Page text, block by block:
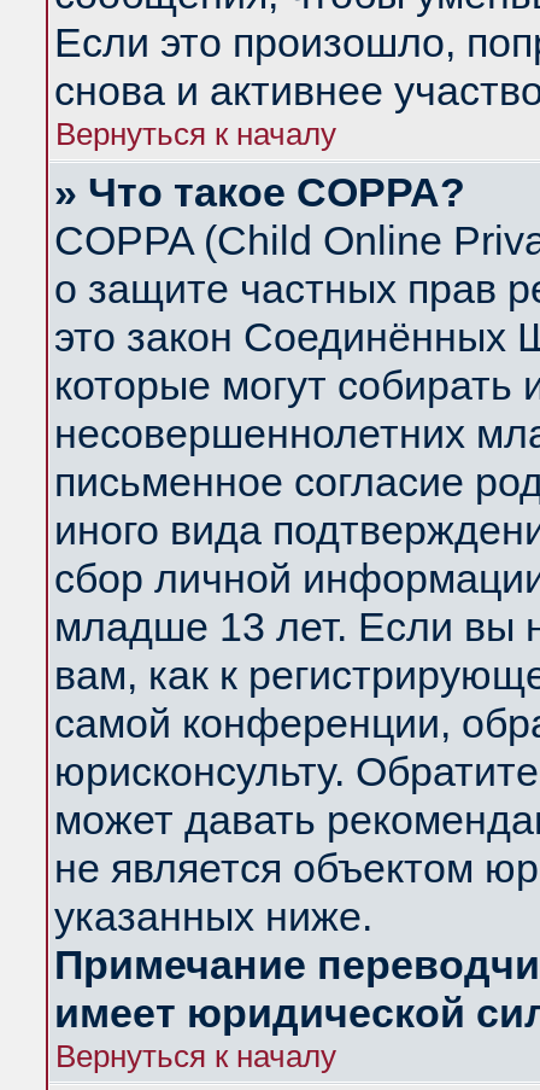
Если это произошло,
снова и активнее
Вернуться к началу
» Что такое COPPA?
COPPA (Child Online
о защите частных прав
это закон Соединённых
которые могут
несовершеннолетних
письменное согласие
иного вида
сбор личной
младше 13 лет. Если вы
вам, как к
самой конференции,
юрисконсульту.
может давать
не является объектом
указанных ниже.
Примечание
имеет юридической
Вернуться к началу